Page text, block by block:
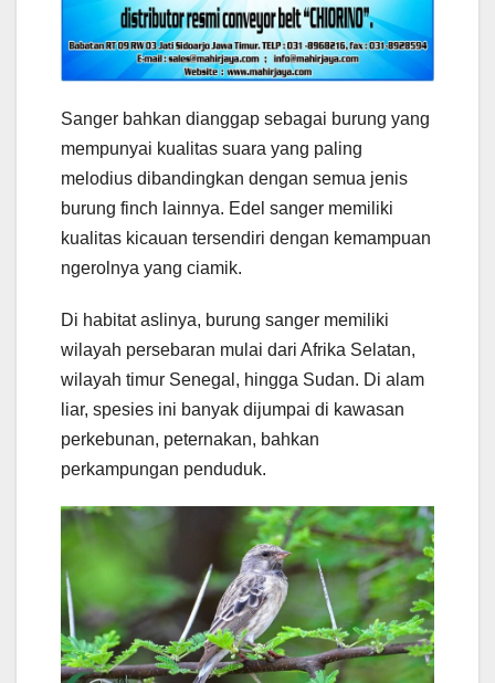
Sanger bahkan dianggap sebagai burung yang
mempunyai kualitas suara yang paling
melodius dibandingkan dengan semua jenis
burung finch lainnya. Edel sanger memiliki
kualitas kicauan tersendiri dengan kemampuan
ngerolnya yang ciamik.
Di habitat aslinya, burung sanger memiliki
wilayah persebaran mulai dari Afrika Selatan,
wilayah timur Senegal, hingga Sudan. Di alam
liar, spesies ini banyak dijumpai di kawasan
perkebunan, peternakan, bahkan
perkampungan penduduk.